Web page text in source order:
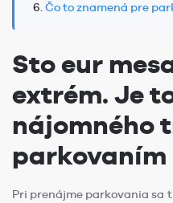
Čo to znamená pre
Sto eur
extrém. Je
nájomného
parkovaním
Pri prenájme parkovania sa